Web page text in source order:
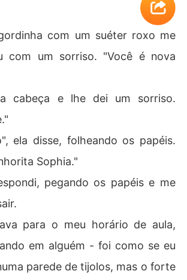
com um suéter roxo me
com um sorriso. "Você é nova
cabeça e lhe dei um sorriso.
ela disse, folheando os papéis.
Sophia."
pegando os papéis e me
para o meu horário de aula,
em alguém - foi como se eu
parede de tijolos, mas o forte